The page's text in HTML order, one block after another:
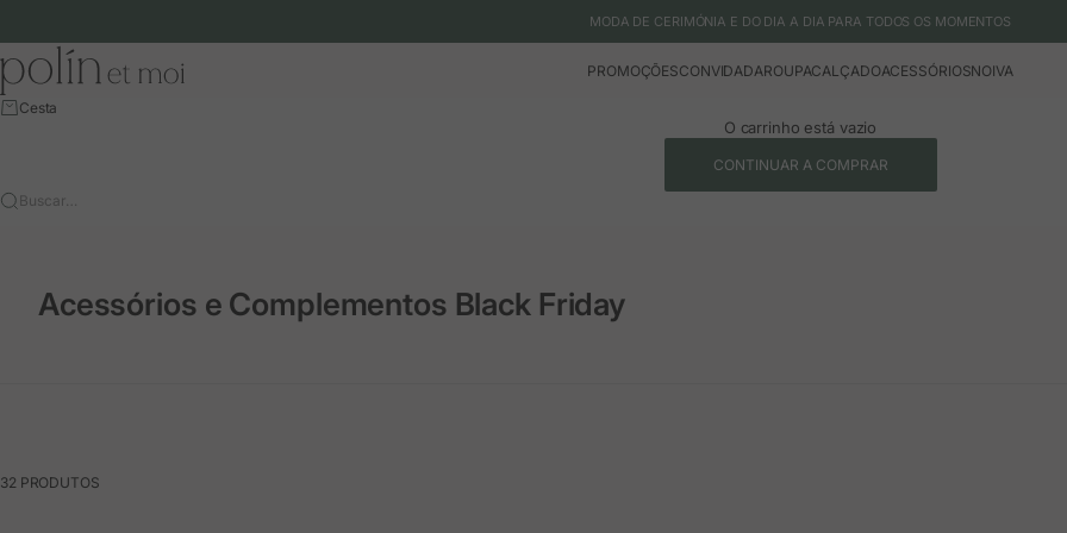
MODA DE CERIMÓNIA E DO DIA A DIA PARA TODOS OS MOMENTOS
Polín et moi - EU
PROMOÇÕESCONVIDADAROUPACALÇADOACESSÓRIOSNOIVA
Cesta
O carrinho está vazio
CONTINUAR A COMPRAR
Buscar…
Acessórios e Complementos Black Friday
32 PRODUTOS